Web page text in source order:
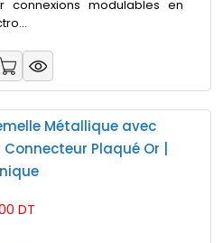
connexions modulables en
Métallique avec
Plaqué Or |
DT